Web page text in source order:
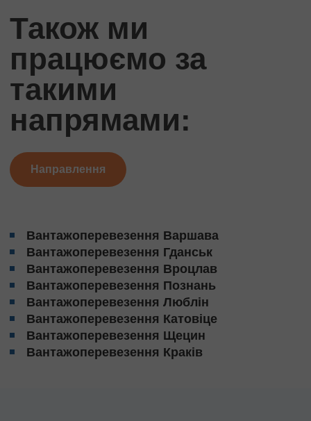
Також ми
працюємо за
такими
напрямами:
Направлення
Вантажоперевезення Варшава
Вантажоперевезення Гданськ
Вантажоперевезення Вроцлав
Вантажоперевезення Познань
Вантажоперевезення Люблін
Вантажоперевезення Катовіце
Вантажоперевезення Щецин
Вантажоперевезення Краків